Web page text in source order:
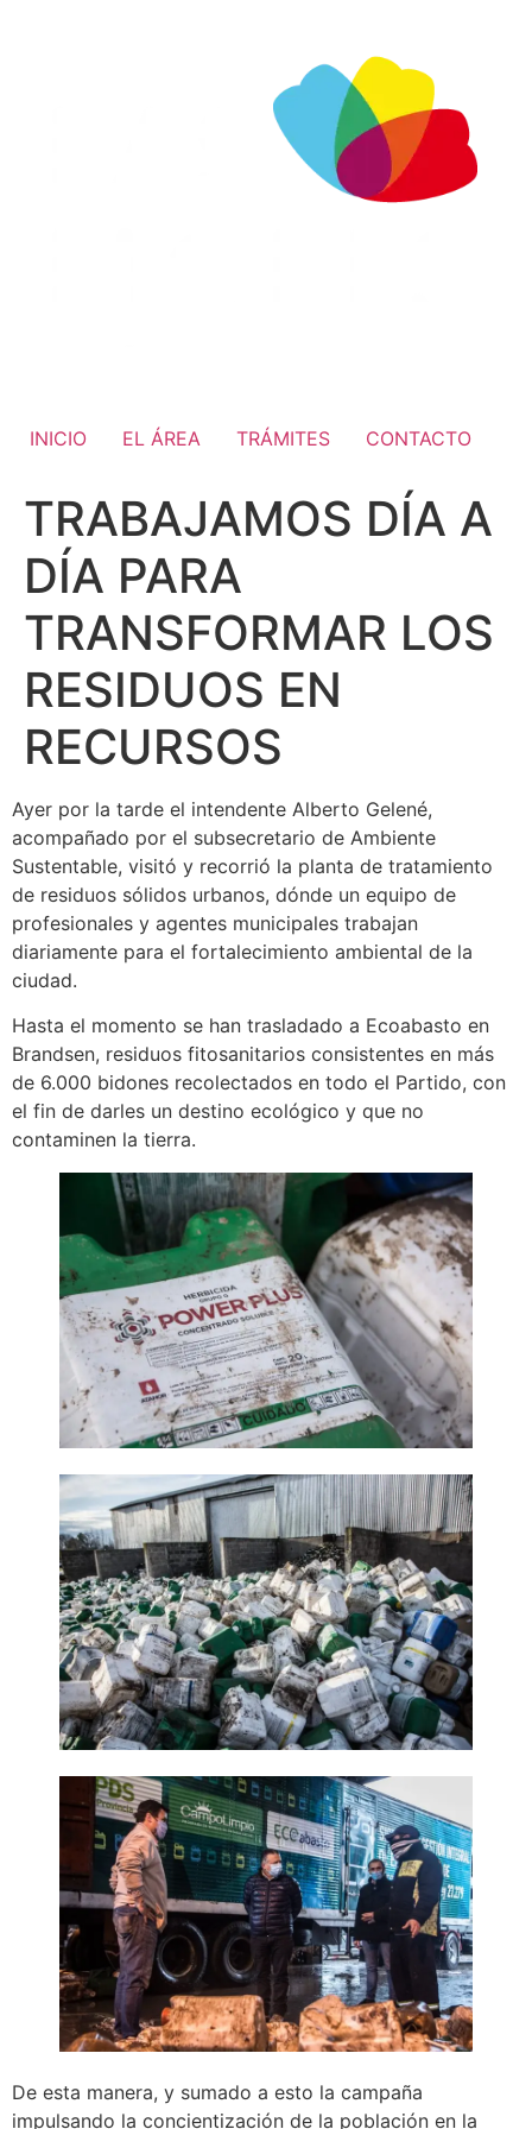
INICIO EL ÁREA TRÁMITES CONTACTO
TRABAJAMOS DÍA A
DÍA PARA
TRANSFORMAR LOS
RESIDUOS EN
RECURSOS
Ayer por la tarde el intendente Alberto Gelené,
acompañado por el subsecretario de Ambiente
Sustentable, visitó y recorrió la planta de tratamiento
de residuos sólidos urbanos, dónde un equipo de
profesionales y agentes municipales trabajan
diariamente para el fortalecimiento ambiental de la
ciudad.
Hasta el momento se han trasladado a Ecoabasto en
Brandsen, residuos fitosanitarios consistentes en más
de 6.000 bidones recolectados en todo el Partido, con
el fin de darles un destino ecológico y que no
contaminen la tierra.
De esta manera, y sumado a esto la campaña
impulsando la concientización de la población en la